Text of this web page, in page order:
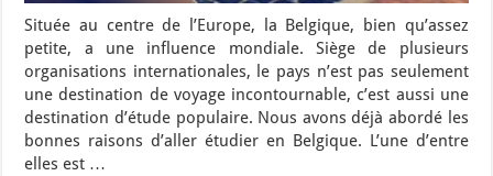
Située au centre de l’Europe, la Belgique, bien qu’assez
petite, a une influence mondiale. Siège de plusieurs
organisations internationales, le pays n’est pas seulement
une destination de voyage incontournable, c’est aussi une
destination d’étude populaire. Nous avons déjà abordé les
bonnes raisons d’aller étudier en Belgique. L’une d’entre
elles est …